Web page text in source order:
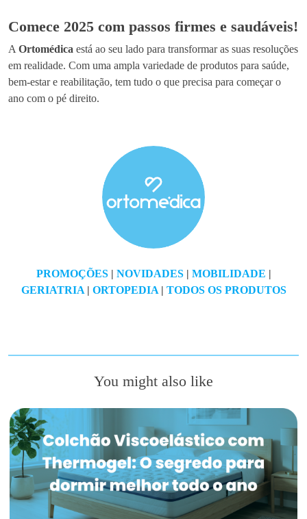
Comece 2025 com passos firmes e saudáveis!
A Ortomédica está ao seu lado para transformar as suas resoluções
em realidade. Com uma ampla variedade de produtos para saúde,
bem-estar e reabilitação, tem tudo o que precisa para começar o
ano com o pé direito.
PROMOÇÕES| NOVIDADES| MOBILIDADE |
GERIATRIA| ORTOPEDIA| TODOS OS PRODUTOS
You might also like